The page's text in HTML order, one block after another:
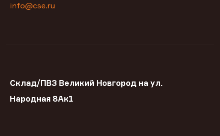
info@cse.ru
Склад/ПВЗ Великий Новгород на ул.
Народная 8Ак1